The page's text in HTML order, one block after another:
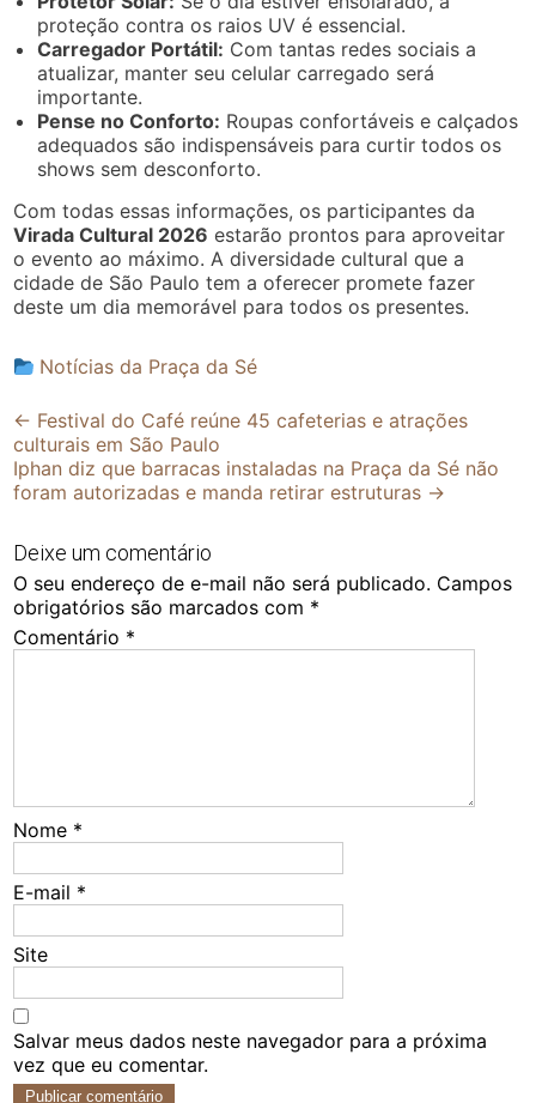
proteção contra os raios UV é essencial.
Carregador Portátil: Com tantas redes sociais a
atualizar, manter seu celular carregado será
importante.
Pense no Conforto: Roupas confortáveis e calçados
adequados são indispensáveis para curtir todos os
shows sem desconforto.
Com todas essas informações, os participantes da
Virada Cultural 2026 estarão prontos para aproveitar
o evento ao máximo. A diversidade cultural que a
cidade de São Paulo tem a oferecer promete fazer
deste um dia memorável para todos os presentes.
Notícias da Praça da Sé
Post
navigation
← Festival do Café reúne 45 cafeterias e atrações
culturais em São Paulo
Iphan diz que barracas instaladas na Praça da Sé não
foram autorizadas e manda retirar estruturas →
Deixe um comentário
O seu endereço de e-mail não será publicado. Campos
obrigatórios são marcados com *
Comentário *
Nome *
E-mail *
Site
Salvar meus dados neste navegador para a próxima
vez que eu comentar.